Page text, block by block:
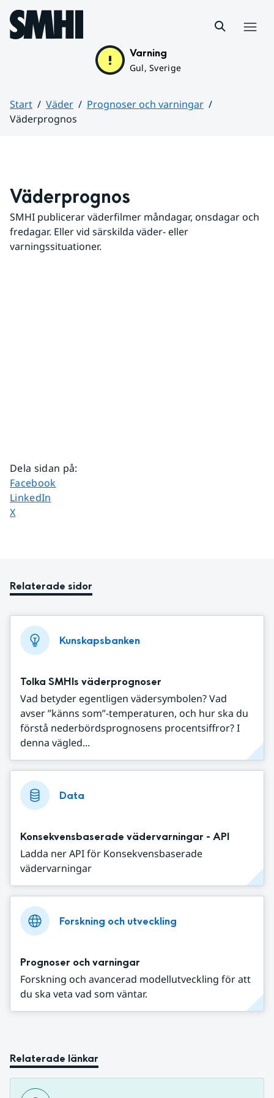
Hoppa till sidans innehåll
Varning
Gul, Sverige
Start Väder
Prognoser och varningar
Väderprognos
Väderprognos
SMHI publicerar väderfilmer måndagar, onsdagar och
fredagar. Eller vid särskilda väder- eller
varningssituationer.
Dela sidan på:
Dela sidan på
Facebook
Dela sidan på
LinkedIn
Dela sidan på
X
Relaterade sidor
Kunskapsbanken
Tolka SMHIs väderprognoser
Vad betyder egentligen vädersymbolen? Vad
avser ”känns som”-temperaturen, och hur ska du
förstå nederbördsprognosens procentsiffror? I
denna vägled...
Data
Konsekvensbaserade vädervarningar - API
Ladda ner API för Konsekvensbaserade
vädervarningar
Forskning och utveckling
Prognoser och varningar
Forskning och avancerad modellutveckling för att
du ska veta vad som väntar.
Relaterade länkar